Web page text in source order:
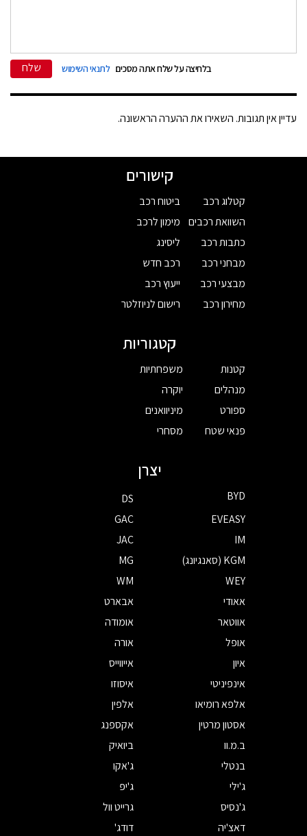
בלחיצה על שלח אתה מסכים לתנאי השימוש שלח
עדיין אין תגובות. השאירו את ההערה הראשונה.
קישורים
קטלוג רכב
השוואת רכבים
כתבות רכב
מבחני רכב
מבצעי רכב
מחירון רכב
ביטוח רכב
מימון לרכב
ליסינג
רכב חדש
ייעוץ רכב
רישום לניוזלטר
קטגוריות
קטנות
מנהלים
ספורט
פנאי שטח
משפחתיות
יוקרה
מיניוואנים
מסחרי
יצרן
BYD
DS
EVEASY
GAC
IM
JAC
KGM (סאנגיונג)
MG
WEY
WM
אאודי
אבארט
אווטאר
אומודה
אופל
אורה
איון
אייווייס
אינפיניטי
איסוזו
אלפא רומיאו
אלפין
אסטון מרטין
אקספנג
ב.מ.וו
ביואיק
בנטלי
ג'אקו
ג'ילי
ג'יפ
ג'נסיס
גרייט וול
דאצ'יה
דודג'